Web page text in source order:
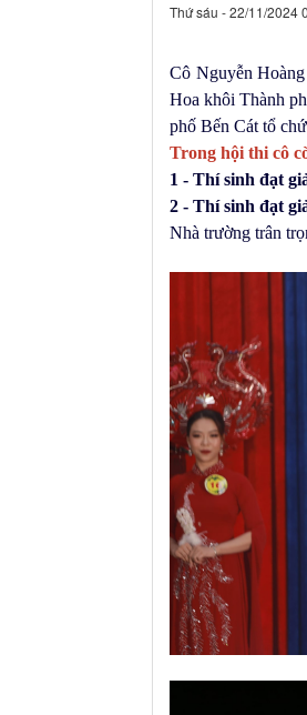
Thứ sáu - 22/11/2024
Cô Nguyễn
Hoa khôi Thành
phố Bến Cát tổ
Trong hội thi cô
1 - Thí sinh đạt
2 - Thí sinh đạt
Nhà trường trân